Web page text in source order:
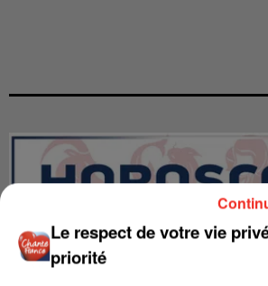
Le respect de votre vie
priorité